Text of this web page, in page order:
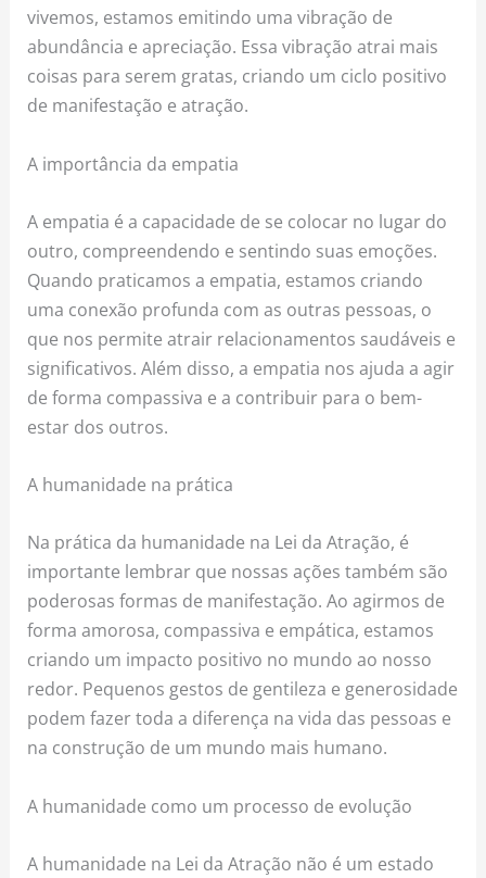
vivemos, estamos emitindo uma vibração de
abundância e apreciação. Essa vibração atrai mais
coisas para serem gratas, criando um ciclo positivo
de manifestação e atração.
A importância da empatia
A empatia é a capacidade de se colocar no lugar do
outro, compreendendo e sentindo suas emoções.
Quando praticamos a empatia, estamos criando
uma conexão profunda com as outras pessoas, o
que nos permite atrair relacionamentos saudáveis e
significativos. Além disso, a empatia nos ajuda a agir
de forma compassiva e a contribuir para o bem-
estar dos outros.
A humanidade na prática
Na prática da humanidade na Lei da Atração, é
importante lembrar que nossas ações também são
poderosas formas de manifestação. Ao agirmos de
forma amorosa, compassiva e empática, estamos
criando um impacto positivo no mundo ao nosso
redor. Pequenos gestos de gentileza e generosidade
podem fazer toda a diferença na vida das pessoas e
na construção de um mundo mais humano.
A humanidade como um processo de evolução
A humanidade na Lei da Atração não é um estado